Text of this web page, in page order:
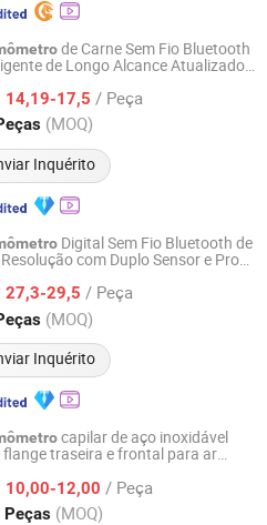
de Carne Sem Fio Bluetooth
de Longo Alcance Atualizado
para Forno Grelha Fumador
Churrasco
14,19-17,5 / Peça
(MOQ)
Inquérito
Limited
Desde 2023
Digital Sem Fio Bluetooth de
com Duplo Sensor e Probe
Forno e Grelhados
27,3-29,5 / Peça
(MOQ)
Inquérito
Limited
Desde 2023
capilar de aço inoxidável
flange traseira e frontal para ar
10,00-12,00 / Peça
(MOQ)
Co., Ltd.
Desde 2022